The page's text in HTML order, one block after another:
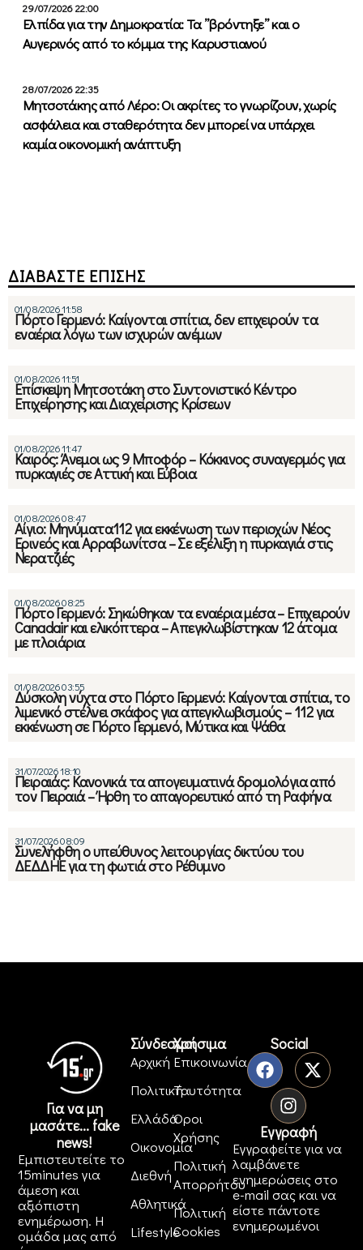
29/07/2026 22:00
Ελπίδα για την Δημοκρατία: Τα ”βρόντηξε” και ο
Αυγερινός από το κόμμα της Καρυστιανού
28/07/2026 22:35
Μητσοτάκης από Λέρο: Οι ακρίτες το γνωρίζουν, χωρίς
ασφάλεια και σταθερότητα δεν μπορεί να υπάρχει
καμία οικονομική ανάπτυξη
ΔΙΑΒΑΣΤΕ ΕΠΙΣΗΣ
01/08/2026 11:58
Πόρτο Γερμενό: Καίγονται σπίτια, δεν επιχειρούν τα
εναέρια λόγω των ισχυρών ανέμων
01/08/2026 11:51
Eπίσκεψη Μητσοτάκη στο Συντονιστικό Κέντρο
Επιχείρησης και Διαχείρισης Κρίσεων
01/08/2026 11:47
Καιρός: Άνεμοι ως 9 Μποφόρ – Κόκκινος συναγερμός για
πυρκαγιές σε Αττική και Εύβοια
01/08/2026 08:47
Αίγιο: Mηνύματα112 για εκκένωση των περιοχών Νέος
Ερινεός και Αρραβωνίτσα – Σε εξέλιξη η πυρκαγιά στις
Νερατζιές
01/08/2026 08:25
Πόρτο Γερμενό: Σηκώθηκαν τα εναέρια μέσα – Επιχειρούν
Canadair και ελικόπτερα – Απεγκλωβίστηκαν 12 άτομα
με πλοιάρια
01/08/2026 03:55
Δύσκολη νύχτα στο Πόρτο Γερμενό: Καίγονται σπίτια, το
λιμενικό στέλνει σκάφος για απεγκλωβισμούς – 112 για
εκκένωση σε Πόρτο Γερμενό, Μύτικα και Ψάθα
31/07/2026 18:10
Πειραιάς: Κανονικά τα απογευματινά δρομολόγια από
τον Πειραιά – Ήρθη το απαγορευτικό από τη Ραφήνα
31/07/2026 08:09
Συνελήφθη ο υπεύθυνος λειτουργίας δικτύου του
ΔΕΔΔΗΕ για τη φωτιά στο Ρέθυμνο
Για να μη
μασάτε... fake
news!
Εμπιστευτείτε το
15minutes για
άμεση και
αξιόπιστη
ενημέρωση. Η
ομάδα μας από
Σύνδεσμοι
Αρχική
Πολιτική
Ελλάδα
Οικονομία
Διεθνή
Αθλητικά
Lifestyle
Χρήσιμα
Επικοινωνία
Ταυτότητα
Όροι
Χρήσης
Πολιτική
Απορρήτου
Πολιτική
Cookies
Social
Εγγραφή
Εγγραφείτε για να
λαμβάνετε
ενημερώσεις στο
e-mail σας και να
είστε πάντοτε
ενημερωμένοι